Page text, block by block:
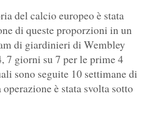
del calcio europeo è stata
di queste proporzioni in un
di giardinieri di Wembley
7 giorni su 7 per le prime 4
sono seguite 10 settimane di
è stata svolta sotto